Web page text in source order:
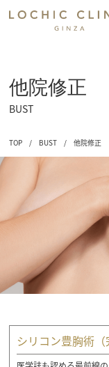
他院修正
BUST
TOP / BUST / 他院修正
シリコン豊胸術（